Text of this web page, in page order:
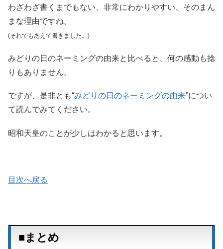
わざわざ書くまでもない、非常にわかりやすい、そのまん
まな理由ですね。
(それでもあえて書きました。)
みどりの日のネーミングの由来と比べると、何の感動も捻
りもありません。
ですが、是非とも“みどりの日のネーミングの由来”につい
て読んでみてください。
昭和天皇のことが少しはわかると思います。
目次へ戻る
■まとめ